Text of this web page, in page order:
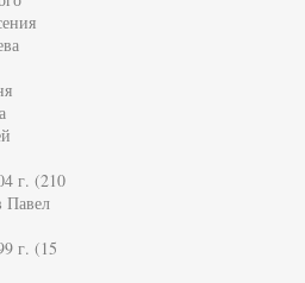
г. (210
Павел
г. (15